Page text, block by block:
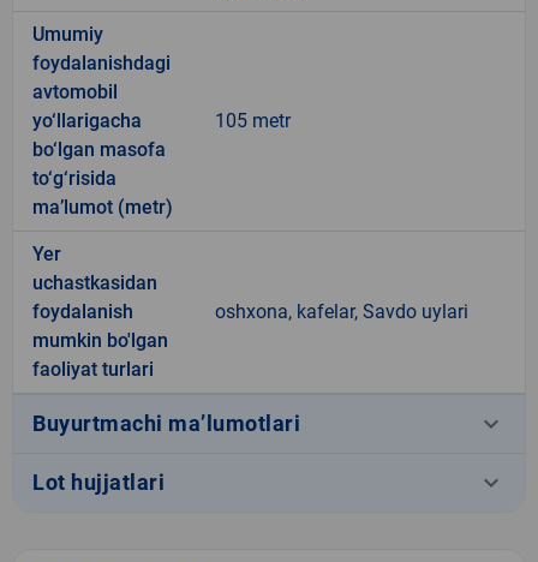
Umumiy
foydalanishdagi
avtomobil
yo‘llarigacha
bo‘lgan masofa
to‘g‘risida
ma’lumot (metr)
105 metr
Yer
uchastkasidan
foydalanish
mumkin bo'lgan
faoliyat turlari
oshxona, kafelar, Savdo uylari
Buyurtmachi ma’lumotlari keyboard_arrow_down
Lot hujjatlari keyboard_arrow_down